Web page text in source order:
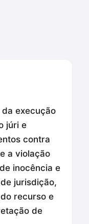
execução
júri e
contra
a violação
inocência e
jurisdição,
recurso e
de